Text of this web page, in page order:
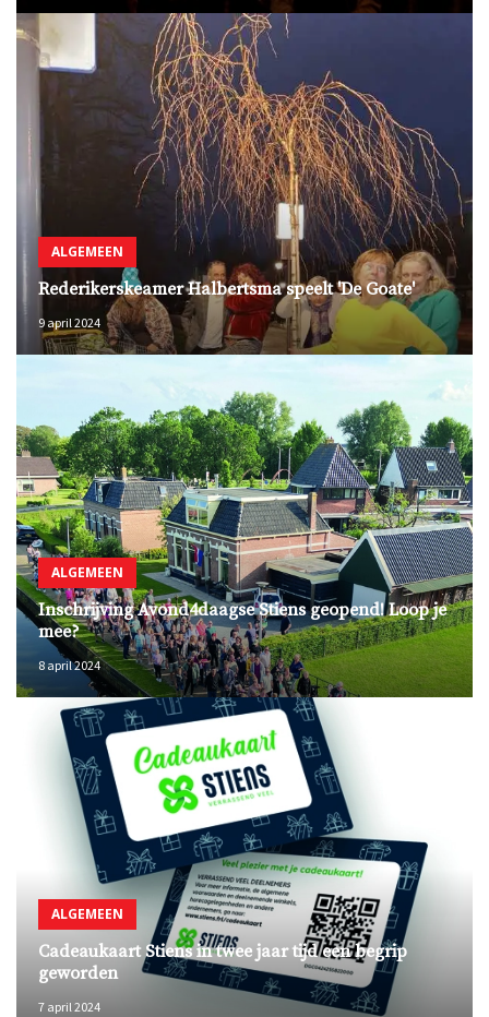
ALGEMEEN
Rederikerskeamer Halbertsma speelt 'De Goate'
9 april 2024
ALGEMEEN
Inschrijving Avond4daagse Stiens geopend! Loop je
mee?
8 april 2024
ALGEMEEN
Cadeaukaart Stiens in twee jaar tijd een begrip
geworden
7 april 2024